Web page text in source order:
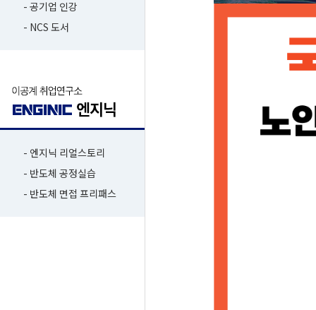
- 공기업 인강
- NCS 도서
- 엔지닉 리얼스토리
- 반도체 공정실습
- 반도체 면접 프리패스